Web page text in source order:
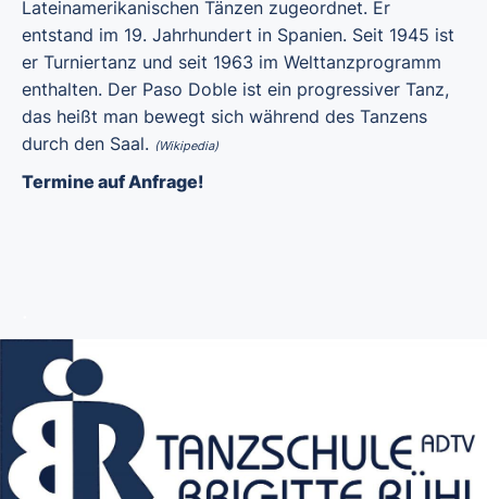
Lateinamerikanischen Tänzen zugeordnet. Er
entstand im 19. Jahrhundert in Spanien. Seit 1945 ist
er Turniertanz und seit 1963 im Welttanzprogramm
enthalten. Der Paso Doble ist ein progressiver Tanz,
das heißt man bewegt sich während des Tanzens
durch den Saal. (Wikipedia)
Termine auf Anfrage!